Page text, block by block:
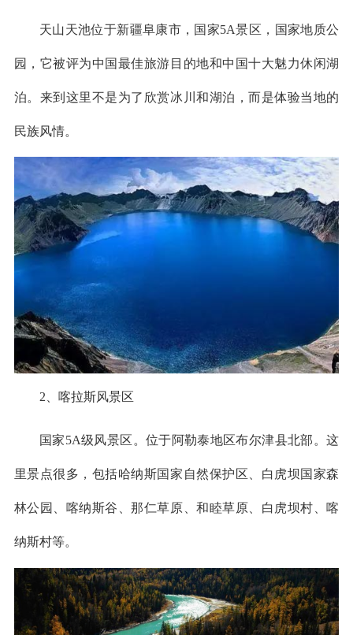
天山天池位于新疆阜康市，国家5A景区，国家地质公
园，它被评为中国最佳旅游目的地和中国十大魅力休闲湖
泊。来到这里不是为了欣赏冰川和湖泊，而是体验当地的
民族风情。
2、喀拉斯风景区
国家5A级风景区。位于阿勒泰地区布尔津县北部。这
里景点很多，包括哈纳斯国家自然保护区、白虎坝国家森
林公园、喀纳斯谷、那仁草原、和睦草原、白虎坝村、喀
纳斯村等。